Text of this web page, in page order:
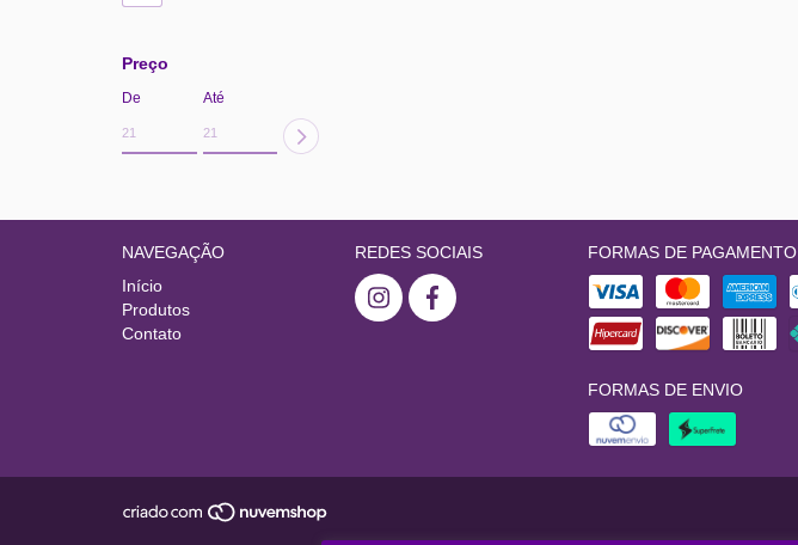
Preço
De Até
NAVEGAÇÃO
Início
Produtos
Contato
REDES SOCIAIS FORMAS DE PAGAMENTO
FORMAS DE ENVIO